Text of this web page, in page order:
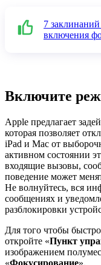
7
включения
Включите
Apple предлагает
которая позволяет
iPad и Mac от
активном состоянии
входящие вызовы,
поведение может
Не волнуйтесь, вся
сообщениях и
разблокировки
Для того чтобы
откройте «Пункт
изображением
«Фокусирование».